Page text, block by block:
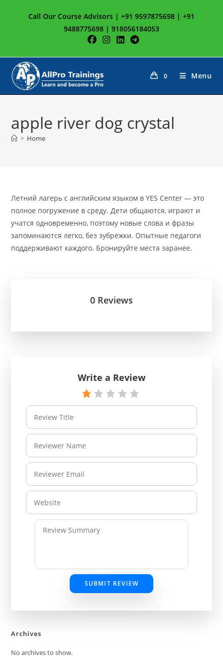
Call Our Course Advisors | +91 9597875698 | +91
9488775698 | 918056184053
0 Menu
apple river dog crystal
> Home
Летний лагерь с английским языком в YES Center — это
полное погружение в среду. Дети общаются, играют и
учатся одновременно, поэтому новые слова и фразы
запоминаются легко, без зубрёжки. Опытные педагоги
поддерживают каждого. Бронируйте места заранее.
0 Reviews
Write a Review
SUBMIT REVIEW
Archives
No archives to show.